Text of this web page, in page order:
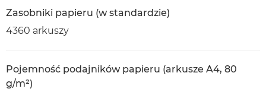
Zasobniki papieru (w standardzie)
4360 arkuszy
Pojemność podajników papieru (arkusze A4, 80
g/m²)